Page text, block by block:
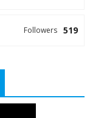
519
Followers